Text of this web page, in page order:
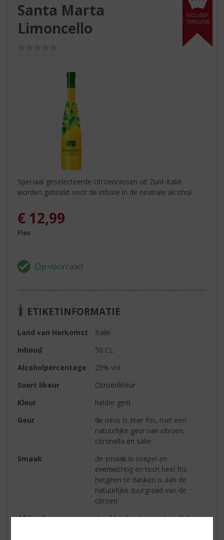
EXCLUSIEF
TOPSLIJTER
Santa Marta
Limoncello
Speciaal geselecteerde citroenrassen uit Zuid-Italië
worden gebruikt voor de infusie in de neutrale alcohol
€ 12,99
Fles
ETIKETINFORMATIE
Land van Herkomst
Italië
Inhoud
50 CL
Alcoholpercentage
25% vol
Soort likeur
Citroenlikeur
Kleur
helder geel
Geur
de neus is zeer fris, met een
natuurlijke geur van citroen,
citronella en salie
Smaak
de smaak is soepel en
evenwichtig en toch heel fris
hetgeen te danken is aan de
natuurlijke zuurgraad van de
citroen
Afdronk
de afdronk is lang en houdt de